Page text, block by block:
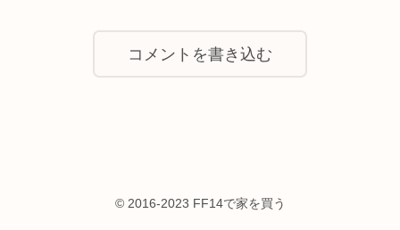
コメントを書き込む
© 2016-2023 FF14で家を買う